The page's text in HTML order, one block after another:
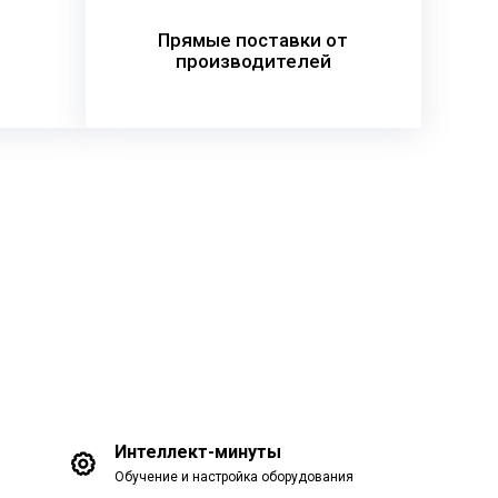
Прямые поставки от
производителей
Интеллект-минуты
Обучение и настройка оборудования